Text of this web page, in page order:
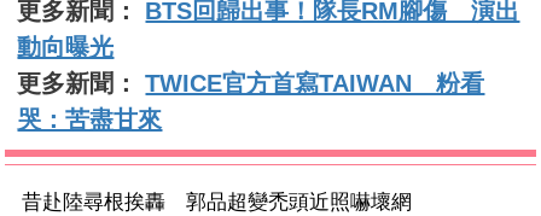
更多新聞： BTS回歸出事！隊長RM腳傷 演出
動向曝光
更多新聞：TWICE官方首寫TAIWAN 粉看
哭：苦盡甘來
昔赴陸尋根挨轟 郭品超變禿頭近照嚇壞網